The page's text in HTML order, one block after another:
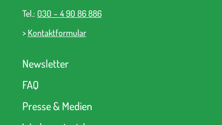
Tel.: 030 – 4 90 86 886
> Kontaktformular
Newsletter
FAQ
Presse & Medien